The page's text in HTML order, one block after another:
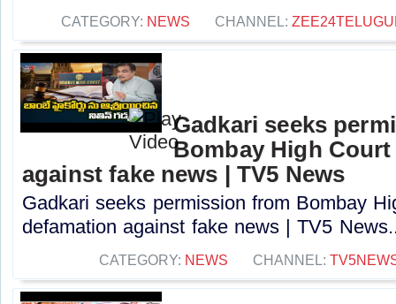
CATEGORY: NEWS CHANNEL:
Gadkari seeks
Bombay High
against fake news | TV5 News
Gadkari seeks permission from Bombay
defamation against fake news | TV5
CATEGORY: NEWS CHANNEL: